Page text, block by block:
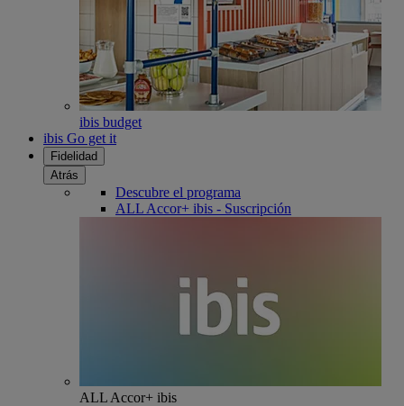
ibis budget
ibis Go get it
Fidelidad
Atrás
Descubre el programa
ALL Accor+ ibis - Suscripción
ALL Accor+ ibis